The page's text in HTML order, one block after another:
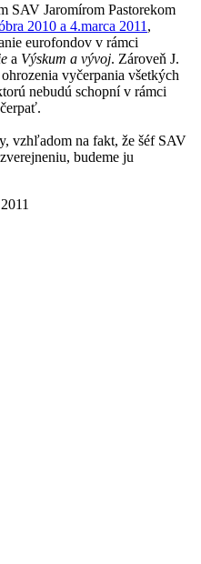
SAV Jaromírom Pastorekom
2010 a 4.marca 2011 ,
eurofondov v rámci
a Výskum a vývoj. Zároveň J.
vyčerpania všetkých
nebudú schopní v rámci
vzhľadom na fakt, že šéf SAV
budeme ju